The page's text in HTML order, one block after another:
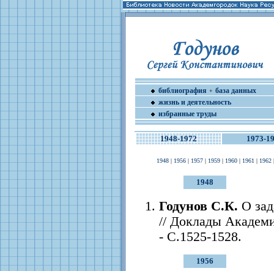
библиография + база данных
жизнь и деятельность
избранные труды
1948-1972 1973-
1948 | 1956 | 1957 | 1959 | 1960 | 1961 | 1962
1948
Годунов С.К. О
// Доклады
- С.1525-1528.
1956